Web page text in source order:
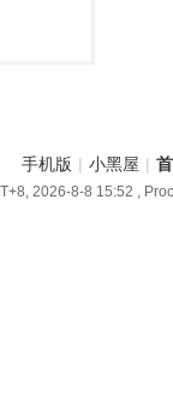
手机版 | 小黑屋 |
2026-8-8 15:52 ,